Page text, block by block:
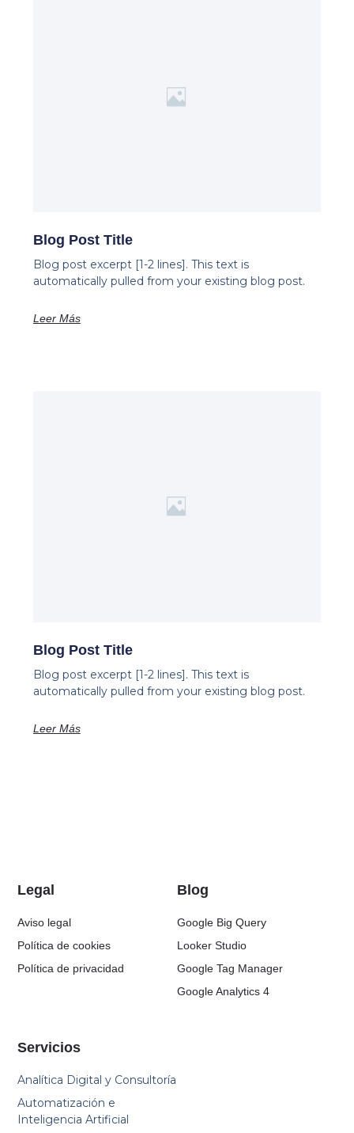
Blog Post Title
Blog post excerpt [1-2 lines]. This text is
automatically pulled from your existing blog post.
Leer Más
Blog Post Title
Blog post excerpt [1-2 lines]. This text is
automatically pulled from your existing blog post.
Leer Más
Servicios
Analítica Digital y Consultoría
Automatización e
Inteligencia Artificial
Blog
Google Big Query
Looker Studio
Google Tag Manager
Google Analytics 4
Legal
Aviso legal
Política de cookies
Política de privacidad